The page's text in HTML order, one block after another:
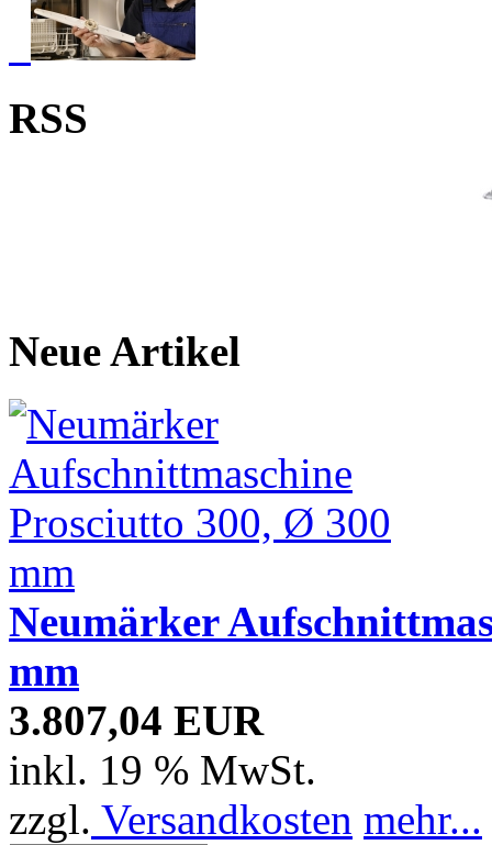
RSS
Neue Artikel
Neumärker
mm
3.807,04 EUR
inkl. 19 % MwSt.
zzgl. Versandkosten mehr...